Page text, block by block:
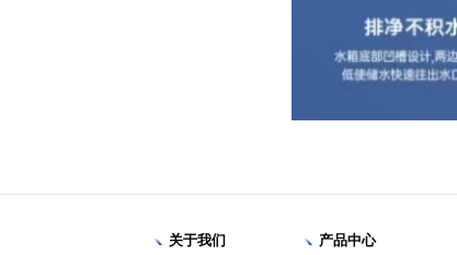
关于我们 产品中心